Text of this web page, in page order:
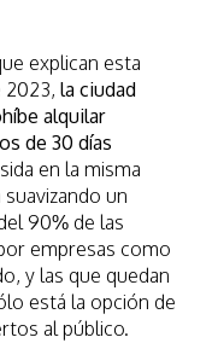
explican esta
2023, la ciudad
alquilar
de 30 días
en la misma
un
90% de las
empresas como
y las que quedan
está la opción de
al público.